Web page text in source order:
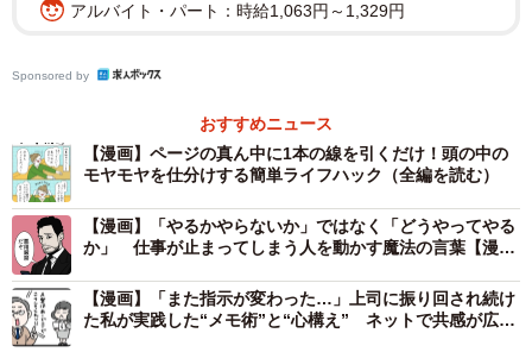
2/9
悩みを分解してみよう（ウクさん提供）
アルバイト・パート：時給1,063円～1,329円
Sponsored by
おすすめニュース
【漫画】ページの真ん中に1本の線を引くだけ！頭の中の
モヤモヤを仕分けする簡単ライフハック（全編を読む）
【漫画】「やるかやらないか」ではなく「どうやってやる
か」 仕事が止まってしまう人を動かす魔法の言葉【漫
【漫画】「また指示が変わった…」上司に振り回され続け
た私が実践した“メモ術”と“心構え” ネットで共感が広が